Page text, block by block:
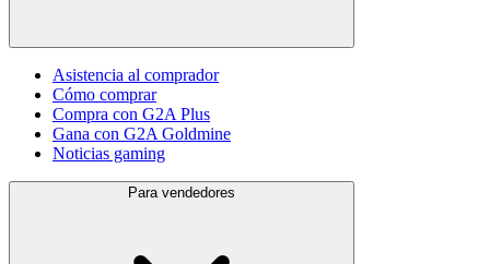
Asistencia al comprador
Cómo comprar
Compra con G2A Plus
Gana con G2A Goldmine
Noticias gaming
Para vendedores